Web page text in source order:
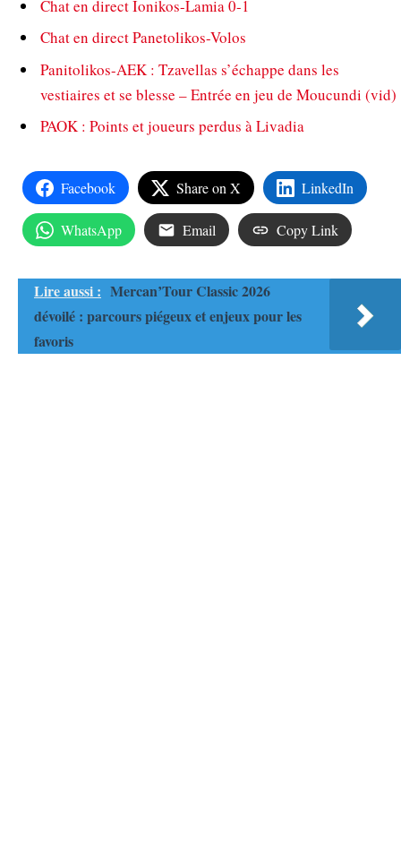
Chat en direct Ionikos-Lamia 0-1
Chat en direct Panetolikos-Volos
Panitolikos-AEK : Tzavellas s’échappe dans les
vestiaires et se blesse – Entrée en jeu de Moucundi (vid)
PAOK : Points et joueurs perdus à Livadia
Facebook Share on X LinkedIn
WhatsApp Email Copy Link
Lire aussi : Mercan’Tour Classic 2026
dévoilé : parcours piégeux et enjeux pour les
favoris